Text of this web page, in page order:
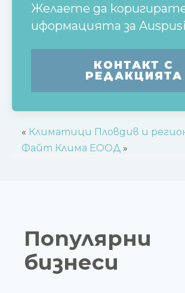
Желаете да
иформацията за
КОНТАКТ С
РЕДАКЦИЯТА
« Климатици Пловдив и
Файт Клима ЕООД»
Популярни
бизнеси